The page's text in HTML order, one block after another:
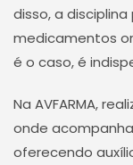
disso, a
medicamentos
é o caso, é
Na AVFARMA,
onde
oferecendo